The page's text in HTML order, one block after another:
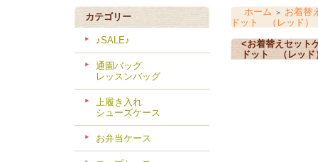
カテゴリー
♪SALE♪
通園バッグ
レッスンバッグ
上履き入れ
シューズケース
お弁当ケース
ホーム ＞
お着替
ドット （レッド）
<お着替えセット
ドット （レッド